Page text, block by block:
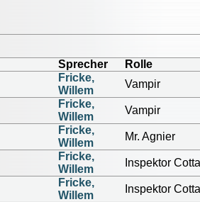
Sprecher Rolle
Fricke,
Willem
Vampir
Fricke,
Willem
Vampir
Fricke,
Willem
Mr. Agnier
Fricke,
Willem
Inspektor Cotta
Fricke,
Willem
Inspektor Cotta